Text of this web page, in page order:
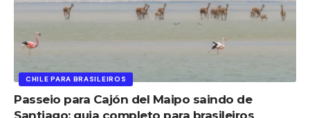
CHILE PARA BRASILEIROS
Passeio para Cajón del Maipo saindo de
Santiago: guia completo para brasileiros